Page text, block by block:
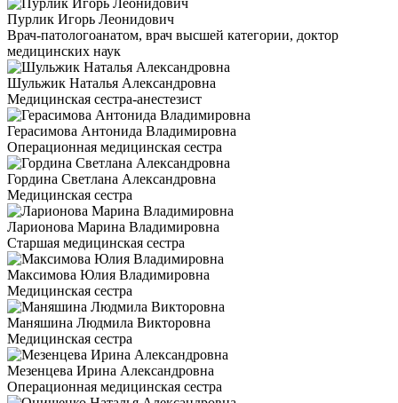
Пурлик Игорь Леонидович
Врач-патологоанатом, врач высшей категории, доктор
медицинских наук
Шульжик Наталья Александровна
Медицинская сестра-анестезист
Герасимова Антонида Владимировна
Операционная медицинская сестра
Гордина Светлана Александровна
Медицинская сестра
Ларионова Марина Владимировна
Старшая медицинская сестра
Максимова Юлия Владимировна
Медицинская сестра
Маняшина Людмила Викторовна
Медицинская сестра
Мезенцева Ирина Александровна
Операционная медицинская сестра